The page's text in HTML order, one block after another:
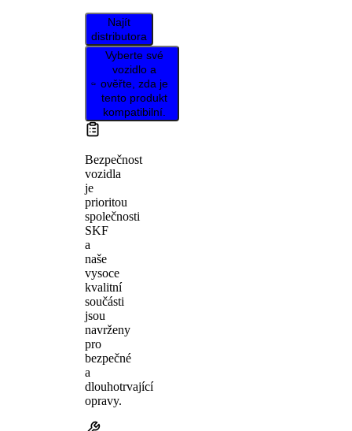
Najít
distributora
Vyberte své
vozidlo a
ověřte, zda je
tento produkt
kompatibilní.
Bezpečnost
vozidla
je
prioritou
společnosti
SKF
a
naše
vysoce
kvalitní
součásti
jsou
navrženy
pro
bezpečné
a
dlouhotrvající
opravy.